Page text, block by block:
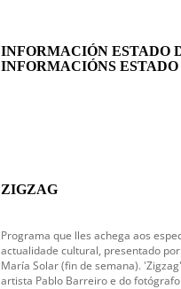
INFORMACIÓN ESTADO
INFORMACIÓNS
ZIGZAG
Programa que lles achega aos
actualidade cultural, presentado
María Solar (fin de semana).
artista Pablo Barreiro e do fotógrafo